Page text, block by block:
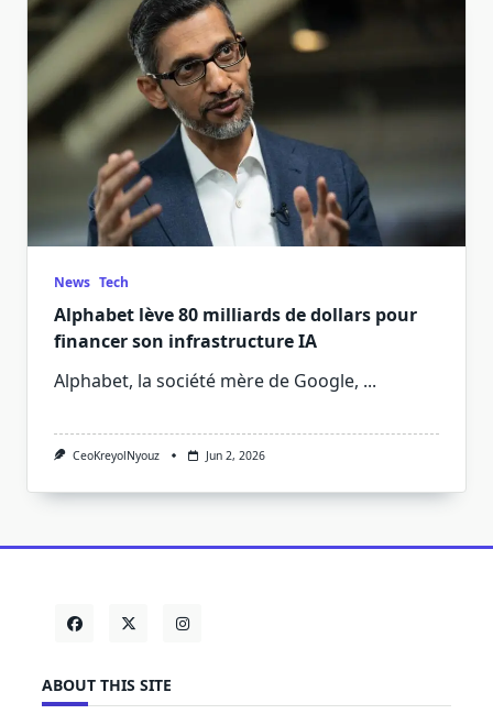
News Tech
Alphabet lève 80 milliards de dollars pour
financer son infrastructure IA
Alphabet, la société mère de Google, ...
CeoKreyolNyouz Jun 2, 2026
ABOUT THIS SITE